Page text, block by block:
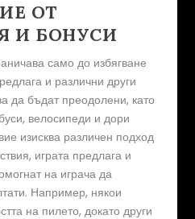
ОТ
И БОНУСИ
само до избягване
и различни други
да бъдат преодолени, като
велосипеди и дори
изисква различен подход
играта предлага и
на играча да
Например, някои
на пилето, докато други